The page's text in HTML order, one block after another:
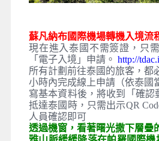
蘇凡納布國際機場轉機入境流
現在進入泰國不需簽證，只
「電子入境」申請。 http://
所有計劃前往泰國的旅客，都
小時內完成線上申請（依泰國
寫基本資料後，將收到「確認
抵達泰國時，只需出示QR
人員確認即可
透過機窗，看著曙光撒下層疊